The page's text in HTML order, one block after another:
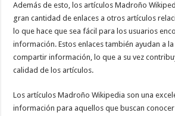
Además de esto, los artículos Madroño
gran cantidad de enlaces a otros artículos
lo que hace que sea fácil para los usuarios
información. Estos enlaces también ayudan a
compartir información, lo que a su vez
calidad de los artículos.
Los artículos Madroño Wikipedia son una
información para aquellos que buscan conocer